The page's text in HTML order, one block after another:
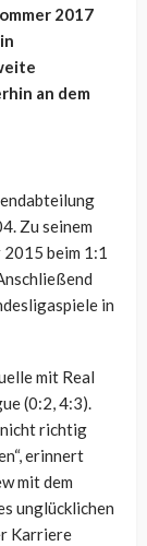
2017
an dem
Zu seinem
2015 beim 1:1
in
mit Real
(0:2, 4:3).
nicht richtig
erinnert
mit dem
unglücklichen
Karriere